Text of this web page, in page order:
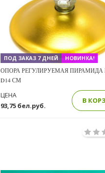
ПОД ЗАКАЗ 7 ДНЕЙ НОВИНКА!
ОПОРА РЕГУЛИРУЕМАЯ ПИРАМИДА
D14 СМ
93,75 бел.руб.
ЦЕНА
В